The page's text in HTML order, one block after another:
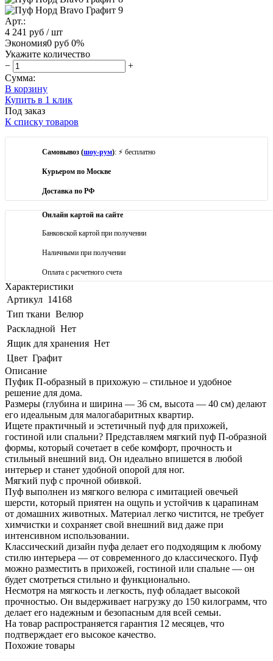
Арт.:
4 241 руб / шт
Экономия0 руб 0%
Укажите количество
−
+
Сумма:
В корзину
Купить в 1 клик
Под заказ
К списку товаров
Самовывоз (шоу-рум): ⚡ бесплатно
Курьером по Москве
Доставка по РФ
Онлайн картой на сайте
Банковской картой при получении
Наличными при получении
Оплата с расчетного счета
Характеристики
Артикул 14168
Тип ткани Велюр
Раскладной Нет
Ящик для хранения Нет
Цвет Графит
Описание
Пуфик П-образный в прихожую – стильное и удобное
решение для дома.
Размеры (глубина и ширина — 36 см, высота — 40 см) делают
его идеальным для малогабаритных квартир.
Ищете практичный и эстетичный пуф для прихожей,
гостиной или спальни? Представляем мягкий пуф П-образной
формы, который сочетает в себе комфорт, прочность и
стильный внешний вид. Он идеально впишется в любой
интерьер и станет удобной опорой для ног.
Мягкий пуф с прочной обивкой.
Пуф выполнен из мягкого велюра с имитацией овечьей
шерсти, который приятен на ощупь и устойчив к царапинам
от домашних животных. Материал легко чистится, не требует
химчистки и сохраняет свой внешний вид даже при
интенсивном использовании.
Классический дизайн пуфа делает его подходящим к любому
стилю интерьера — от современного до классического. Пуф
можно разместить в прихожей, гостиной или спальне — он
будет смотреться стильно и функционально.
Несмотря на мягкость и легкость, пуф обладает высокой
прочностью. Он выдерживает нагрузку до 150 килограмм, что
делает его надежным и безопасным для всей семьи.
На товар распространяется гарантия 12 месяцев, что
подтверждает его высокое качество.
Похожие товары